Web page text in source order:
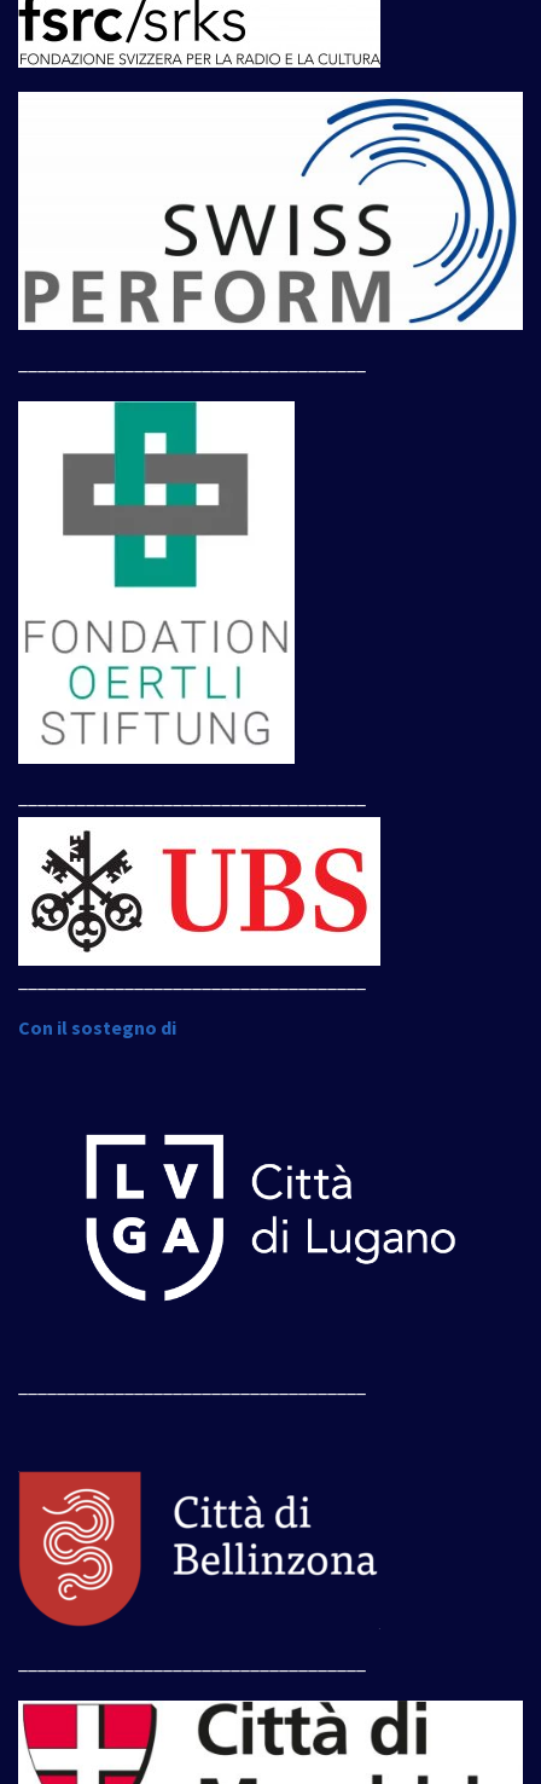
Con il sostegno di